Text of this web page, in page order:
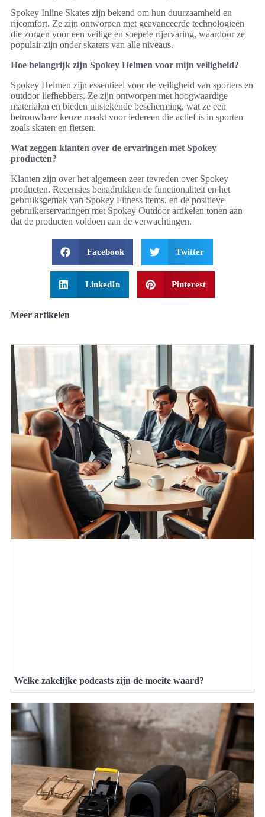
Spokey Inline Skates zijn bekend om hun duurzaamheid en
rijcomfort. Ze zijn ontworpen met geavanceerde technologieën
die zorgen voor een veilige en soepele rijervaring, waardoor ze
populair zijn onder skaters van alle niveaus.
Hoe belangrijk zijn Spokey Helmen voor mijn veiligheid?
Spokey Helmen zijn essentieel voor de veiligheid van sporters en
outdoor liefhebbers. Ze zijn ontworpen met hoogwaardige
materialen en bieden uitstekende bescherming, wat ze een
betrouwbare keuze maakt voor iedereen die actief is in sporten
zoals skaten en fietsen.
Wat zeggen klanten over de ervaringen met Spokey
producten?
Klanten zijn over het algemeen zeer tevreden over Spokey
producten. Recensies benadrukken de functionaliteit en het
gebruiksgemak van Spokey Fitness items, en de positieve
gebruikerservaringen met Spokey Outdoor artikelen tonen aan
dat de producten voldoen aan de verwachtingen.
Facebook Twitter
LinkedIn Pinterest
Meer artikelen
Welke zakelijke podcasts zijn de moeite waard?